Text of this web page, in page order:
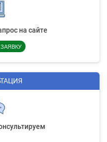
на сайте